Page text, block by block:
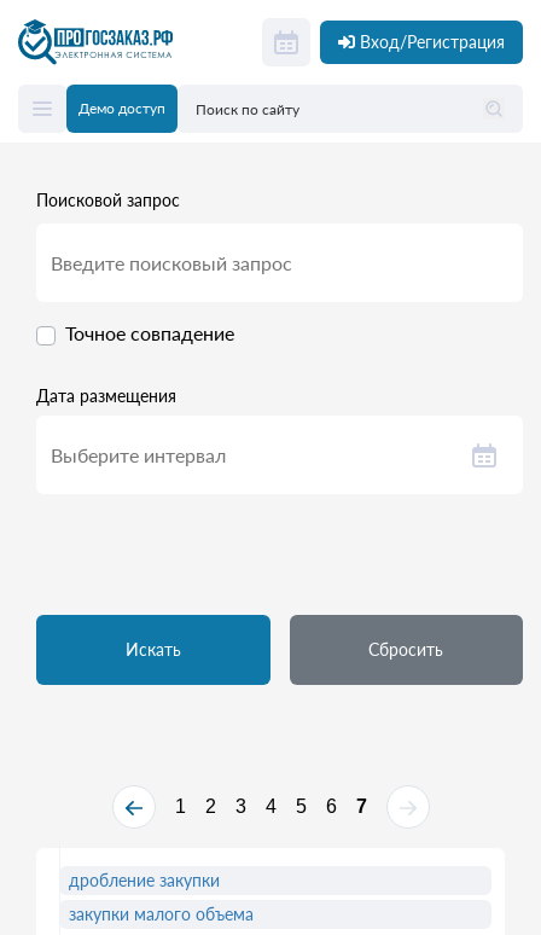
Вход/Регистрация
Демо доступ
Поисковой запрос
Точное совпадение
Дата размещения
Искать Сбросить
1 2 3 4 5 6 7
дробление закупки
закупки малого объема